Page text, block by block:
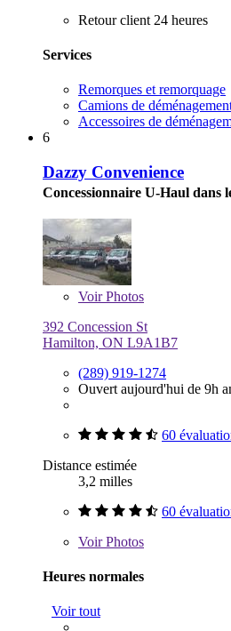
Retour client 24 heures
Services
Remorques et remorquage
Camions de
Accessoires de
6
Dazzy Convenience
Concessionnaire U-Haul dans
VoirPhotos
392 Concession St
Hamilton, ON L9A1B7
(289) 919-1274
Ouvert aujourd'hui de 9h
60
Distance estimée
3,2 milles
60
VoirPhotos
Heures normales
Voir tout